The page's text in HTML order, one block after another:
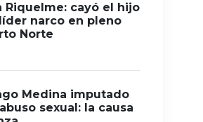
Riquelme: cayó el hijo
narco en pleno
Norte
Medina imputado
sexual: la causa